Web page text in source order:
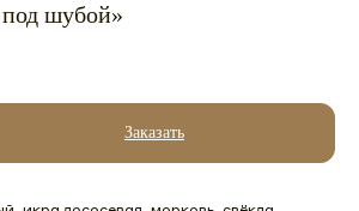
шубой»
Заказать